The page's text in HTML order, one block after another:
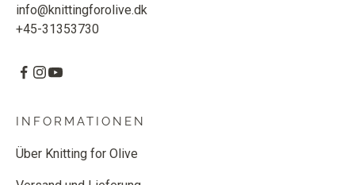
info@knittingforolive.dk
+45-31353730
INFORMATIONEN
Über Knitting for Olive